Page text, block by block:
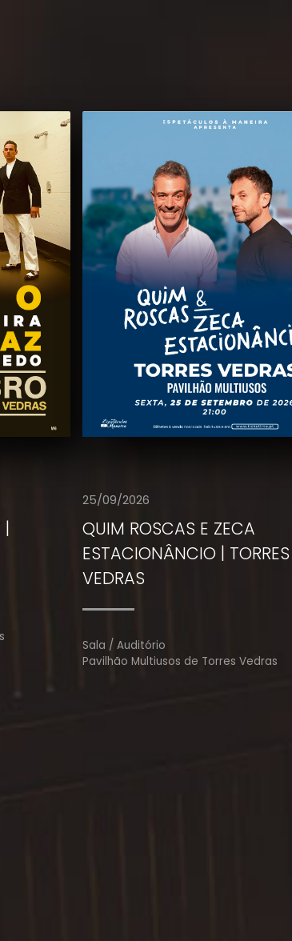
|
25/09/2026
QUIM ROSCAS E ZECA
ESTACIONÂNCIO | TORRES
VEDRAS
Sala / Auditório
Pavilhão Multiusos de Torres Vedras